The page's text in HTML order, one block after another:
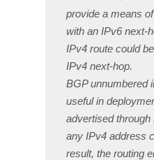
provide a means
with an IPv6 next-
IPv4 route could
IPv4 next-hop.
BGP unnumbered
useful in
advertised
any IPv4 address
result, the routing